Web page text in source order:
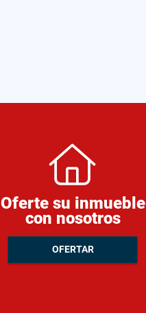
Oferte su inmueble
con nosotros
OFERTAR